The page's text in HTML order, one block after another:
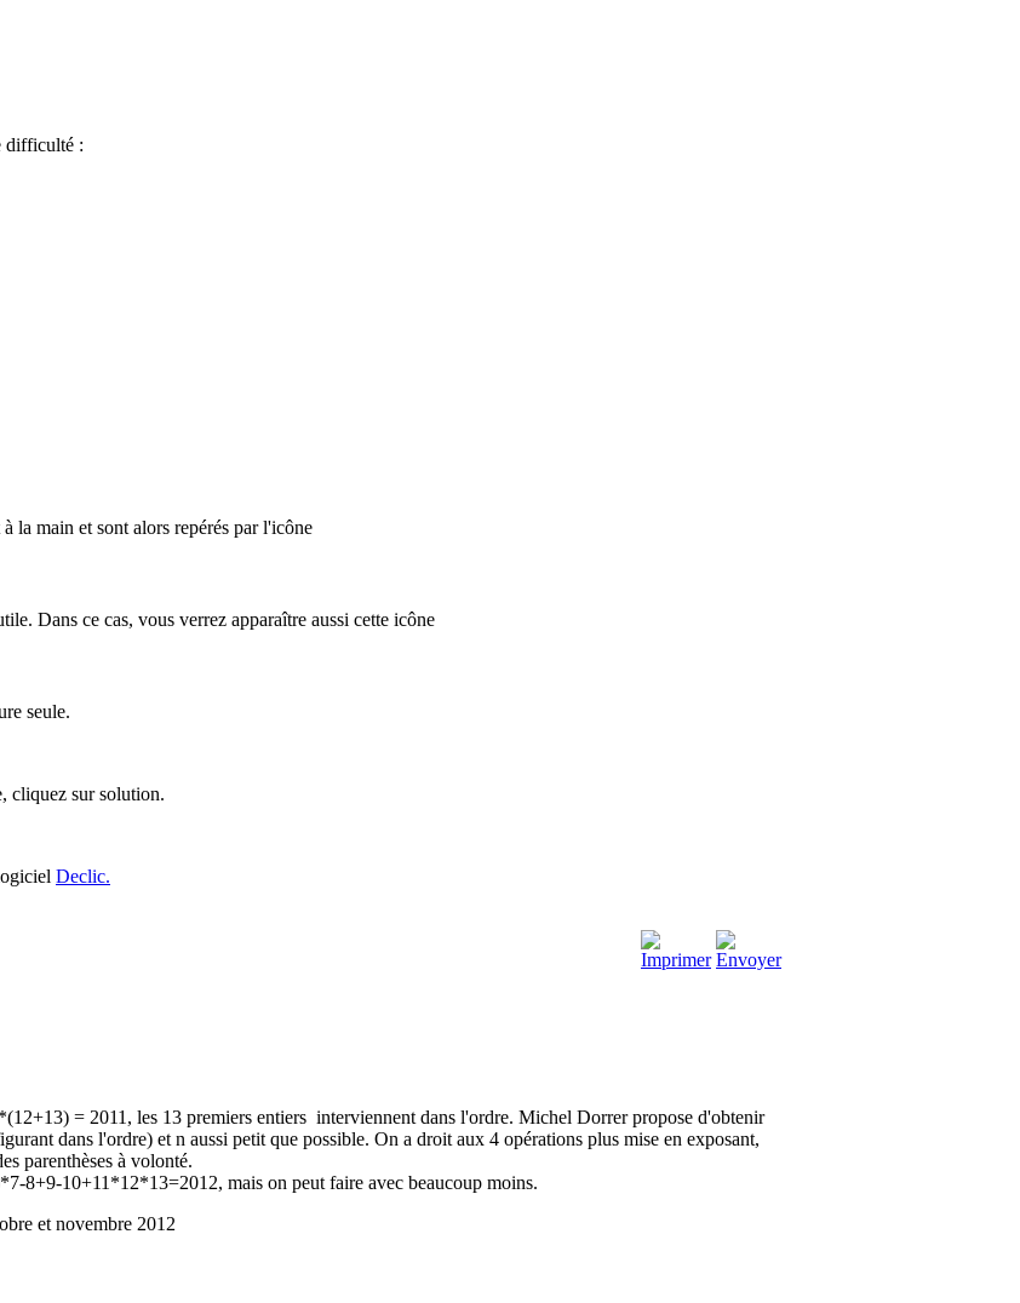
difficulté :
la main et sont alors repérés par l'icône
Dans ce cas, vous verrez apparaître aussi cette icône
seule.
cliquez sur solution.
Declic.
= 2011, les 13 premiers entiers interviennent dans l'ordre. Michel Dorrer propose d'obtenir
dans l'ordre) et n aussi petit que possible. On a droit aux 4 opérations plus mise en exposant,
parenthèses à volonté.
8+9-10+11*12*13=2012, mais on peut faire avec beaucoup moins.
et novembre 2012